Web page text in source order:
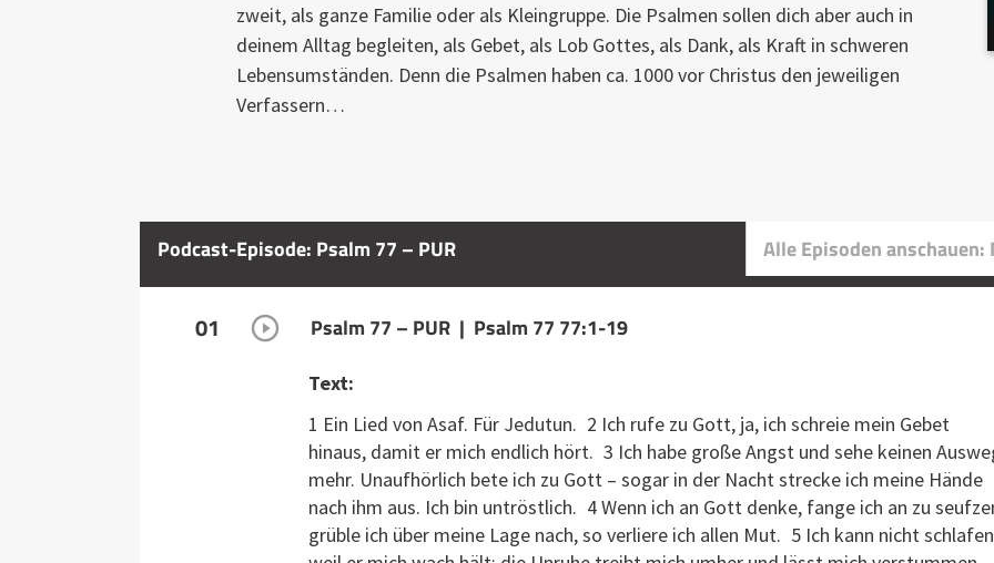
zweit, als ganze Familie oder als Kleingruppe. Die Psalmen sollen dich aber auch in
deinem Alltag begleiten, als Gebet, als Lob Gottes, als Dank, als Kraft in schweren
Lebensumständen. Denn die Psalmen haben ca. 1000 vor Christus den jeweiligen
Verfassern…
Podcast-Episode: Psalm 77 – PUR Alle Episoden anschauen:
01 Psalm 77 – PUR | Psalm 77 77:1-19
Text:
1 Ein Lied von Asaf. Für Jedutun. 2 Ich rufe zu Gott, ja, ich schreie mein Gebet
hinaus, damit er mich endlich hört. 3 Ich habe große Angst und sehe keinen
mehr. Unaufhörlich bete ich zu Gott – sogar in der Nacht strecke ich meine Hände
nach ihm aus. Ich bin untröstlich. 4 Wenn ich an Gott denke, fange ich an zu
grüble ich über meine Lage nach, so verliere ich allen Mut. 5 Ich kann nicht